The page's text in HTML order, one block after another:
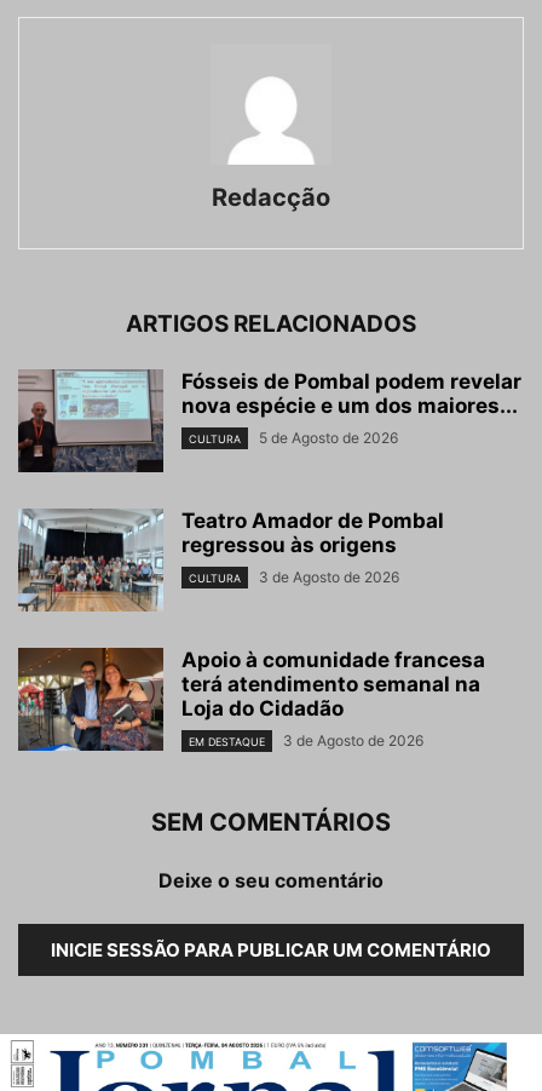
Redacção
ARTIGOS RELACIONADOS
Fósseis de Pombal podem revelar
nova espécie e um dos maiores...
CULTURA 5 de Agosto de 2026
Teatro Amador de Pombal
regressou às origens
CULTURA 3 de Agosto de 2026
Apoio à comunidade francesa
terá atendimento semanal na
Loja do Cidadão
EM DESTAQUE 3 de Agosto de 2026
SEM COMENTÁRIOS
Deixe o seu comentário
INICIE SESSÃO PARA PUBLICAR UM COMENTÁRIO